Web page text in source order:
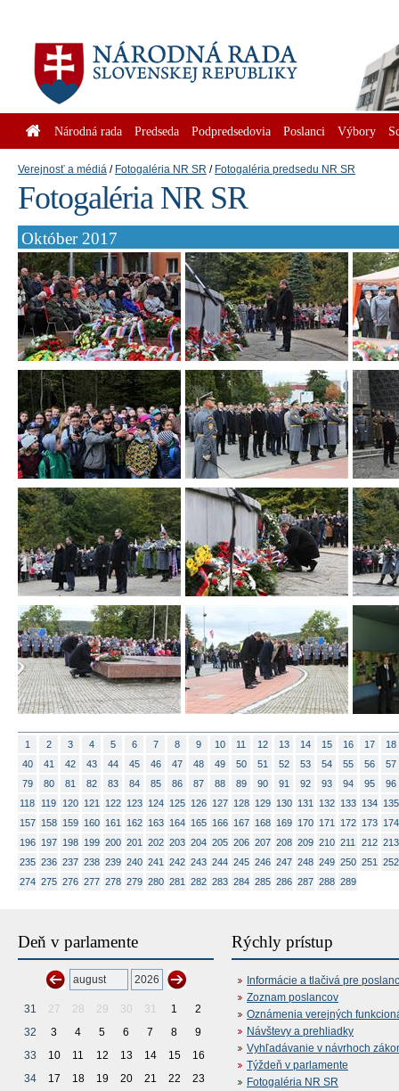
Národná rada Predseda Podpredsedovia Poslanci Výbory
Verejnosť a médiá Fotogaléria NR SR Fotogaléria predsedu NR SR
Fotogaléria NR SR
Október 2017
1 2 3 4 5 6 7 8 9 10 11 12 13 14 15 16 17
18
40
41 42 43 44 45 46 47 48 49 50 51 52 53 54 55 56
57
79
80 81 82 83 84 85 86 87 88 89 90 91 92 93 94 95
96
118
119 120 121 122 123 124 125 126 127 128 129 130 131 132 133 134
135
157
158 159 160 161 162 163 164 165 166 167 168 169 170 171 172 173
174
196
197 198 199 200 201 202 203 204 205 206 207 208 209 210 211 212 213
235 236 237 238 239 240 241 242 243 244 245 246 247 248 249 250 251
252
274 275 276 277 278 279 280 281 282 283 284 285 286 287 288 289
Deň v parlamente
31 27 28 29 30 31 1
2
32
3 4 5 6 7 8
9
33
10 11 12 13 14 15
16
34
17 18 19 20 21 22
23
Rýchly prístup
Informácie a tlačivá pre
Zoznam poslancov
Oznámenia verejných
Návštevy a prehliadky
Vyhľadávanie v návrhoch
Týždeň v parlamente
Fotogaléria NR SR